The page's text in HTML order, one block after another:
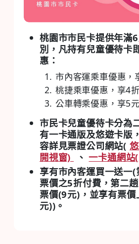
桃園市市民卡提供年滿
別，凡持有兒童優待卡
惠：
市內客運乘車優惠，
桃捷乘車優惠，享4
公車轉乘優惠，享5
市民卡兒童優待卡分為
有一卡通版及悠遊卡版
容詳見票證公司網站(
開視窗)
、一卡通網
享有市內客運買一送一
票價之5折付費，第二
票價(9元)，並享有票
元))。